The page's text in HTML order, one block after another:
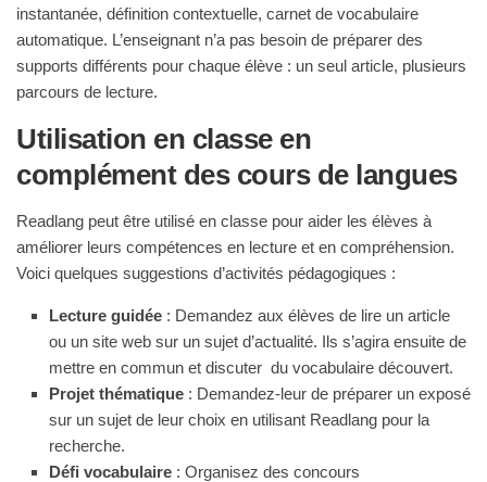
instantanée, définition contextuelle, carnet de vocabulaire
automatique. L’enseignant n’a pas besoin de préparer des
supports différents pour chaque élève : un seul article, plusieurs
parcours de lecture.
Utilisation en classe en
complément des cours de langues
Readlang peut être utilisé en classe pour aider les élèves à
améliorer leurs compétences en lecture et en compréhension.
Voici quelques suggestions d’activités pédagogiques :
Lecture guidée : Demandez aux élèves de lire un article
ou un site web sur un sujet d’actualité. Ils s’agira ensuite de
mettre en commun et discuter du vocabulaire découvert.
Projet thématique : Demandez-leur de préparer un exposé
sur un sujet de leur choix en utilisant Readlang pour la
recherche.
Défi vocabulaire : Organisez des concours